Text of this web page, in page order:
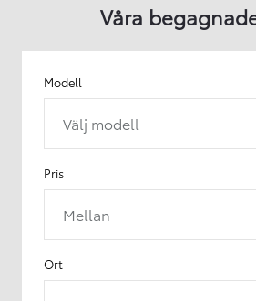
Våra
Modell
Välj modell
Pris
Mellan
Ort